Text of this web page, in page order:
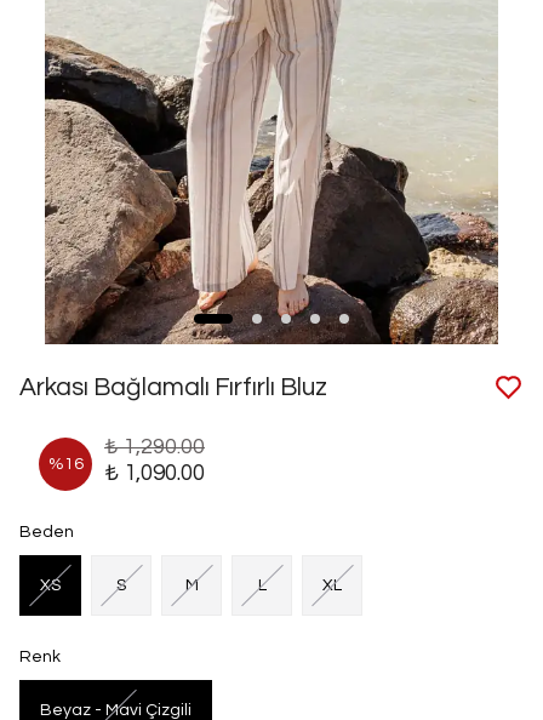
Arkası Bağlamalı Fırfırlı Bluz
% 16
₺ 1,290.00
₺ 1,090.00
Beden
XS S M L XL
Renk
Beyaz - Mavi Çizgili